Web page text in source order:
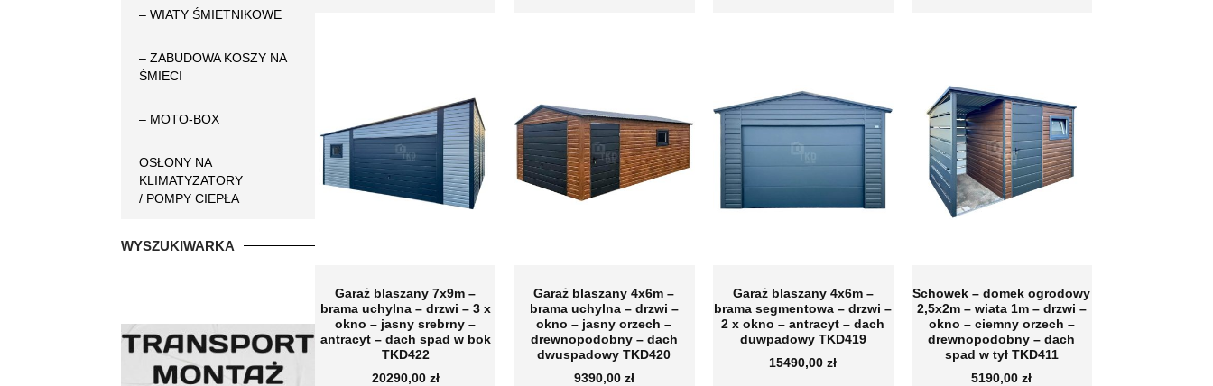
– WIATY ŚMIETNIKOWE
– ZABUDOWA KOSZY NA
ŚMIECI
– MOTO-BOX
OSŁONY NA
KLIMATYZATORY
/ POMPY CIEPŁA
WYSZUKIWARKA
Garaż blaszany 7x9m –
brama uchylna – drzwi – 3 x
okno – jasny srebrny –
antracyt – dach spad w bok
TKD422
20290,00 zł
Garaż blaszany 4x6m –
brama uchylna – drzwi –
okno – jasny orzech –
drewnopodobny – dach
dwuspadowy TKD420
9390,00 zł
Garaż blaszany 4x6m –
brama segmentowa – drzwi –
2 x okno – antracyt – dach
duwpadowy TKD419
15490,00zł
Schowek – domek ogrodowy
2,5x2m – wiata 1m – drzwi –
okno – ciemny orzech –
drewnopodobny – dach
spad w tył TKD411
5190,00zł